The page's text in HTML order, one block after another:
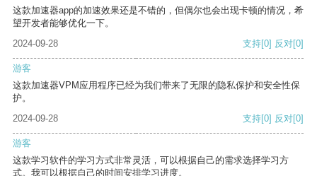
这款加速器app的加速效果还是不错的，但偶尔也会出现卡顿的情况，希
望开发者能够优化一下。
2024-09-28
支持[0] 反对[0]
游客
这款加速器VPM应用程序已经为我们带来了无限的隐私保护和安全性保
护。
2024-09-28
支持[0] 反对[0]
游客
这款学习软件的学习方式非常灵活，可以根据自己的需求选择学习方
式。我可以根据自己的时间安排学习进度。